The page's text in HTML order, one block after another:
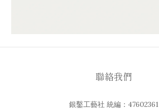
聯絡我們
銀鑿工藝社 統編：47602361